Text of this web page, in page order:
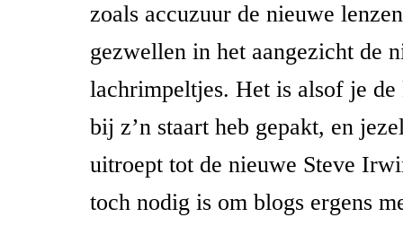
zoals accuzuur de nieuwe
gezwellen in het aangezicht de
lachrimpeltjes. Het is alsof je de
bij z’n staart heb gepakt, en
uitroept tot de nieuwe Steve
toch nodig is om blogs ergens